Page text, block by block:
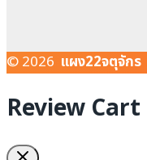
© 2026 แผง22จตุจักร
Review Cart